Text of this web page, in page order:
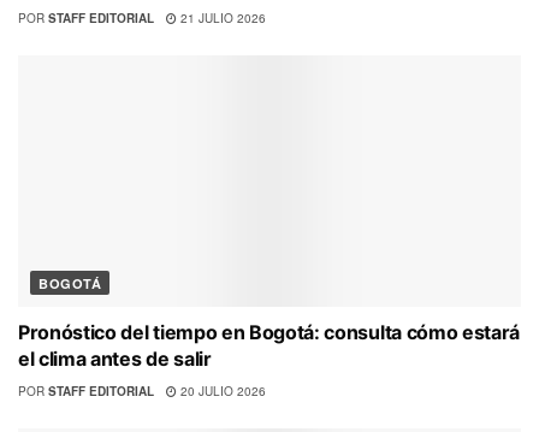
POR STAFF EDITORIAL 21 JULIO 2026
BOGOTÁ
Pronóstico del tiempo en Bogotá: consulta cómo estará
el clima antes de salir
POR STAFF EDITORIAL 20 JULIO 2026